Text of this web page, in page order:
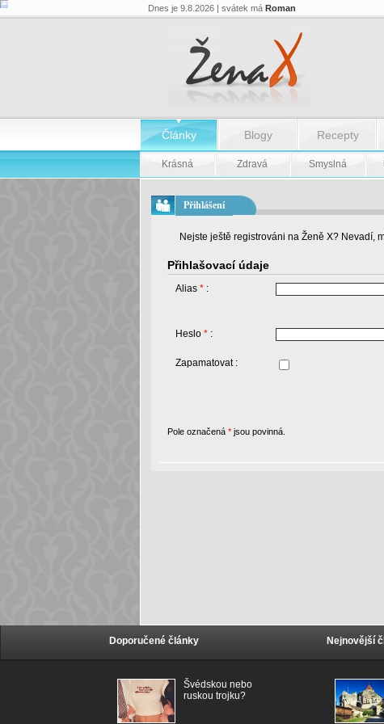
Dnes je 9.8.2026 | svátek má Roman
Články Blogy Recepty
Krásná Zdravá Smyslná
Přihlášení
Nejste ještě registrováni na Ženě X? Nevadí,
Přihlašovací údaje
Alias *:
Heslo *:
Zapamatovat :
Pole označená *jsou povinná.
Doporučené články
Švédskou nebo
ruskou trojku?
Nejnovější